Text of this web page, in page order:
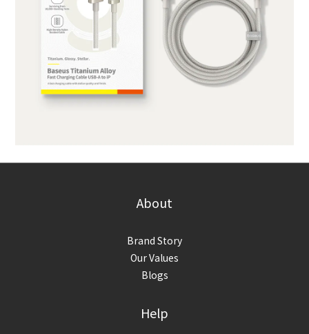
About
Brand Story
Our Values
Blogs
Help